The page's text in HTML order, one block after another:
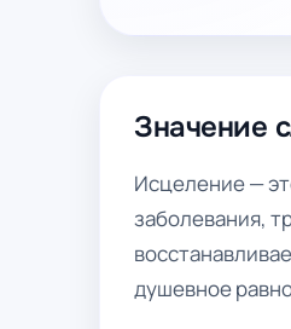
Значение
Исцеление —
заболевания,
душевное